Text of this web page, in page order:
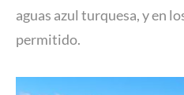
aguas azul turquesa, y en
permitido.